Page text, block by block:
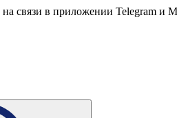
связи в приложении Telegram и